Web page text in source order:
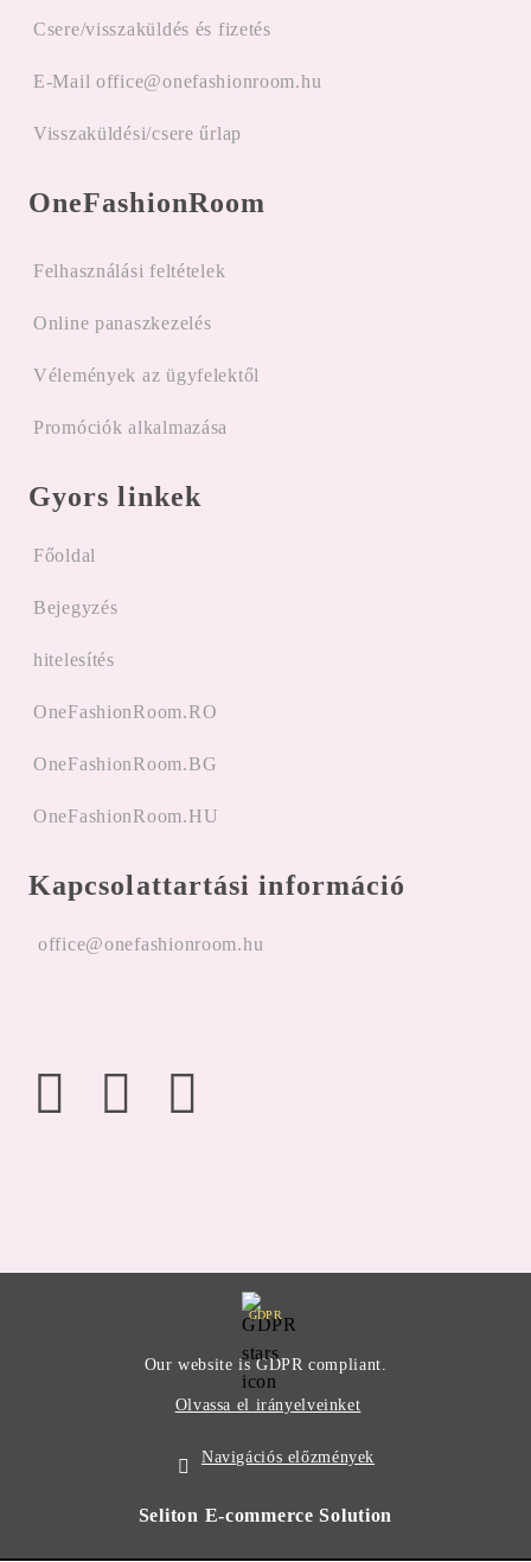
Csere/visszaküldés és fizetés
E-Mail office@onefashionroom.hu
Visszaküldési/csere űrlap
OneFashionRoom
Felhasználási feltételek
Online panaszkezelés
Vélemények az ügyfelektől
Promóciók alkalmazása
Gyors linkek
Főoldal
Bejegyzés
hitelesítés
OneFashionRoom.RO
OneFashionRoom.BG
OneFashionRoom.HU
Kapcsolattartási információ
office@onefashionroom.hu
GDPR
Our website is GDPR compliant.
Olvassa el irányelveinket
Navigációs előzmények
Seliton E-commerce Solution